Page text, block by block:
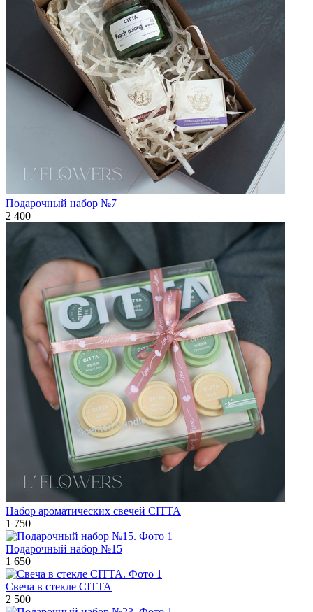
Подарочный набор №7
2 400
Набор ароматических свечей CITTA
1 750
Подарочный набор №15
1 650
Свеча в стекле CITTA
2 500